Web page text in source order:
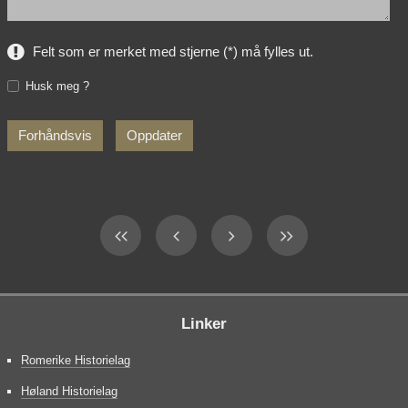
Felt som er merket med stjerne (*) må fylles ut.
Husk meg ?
Linker
Romerike Historielag
Høland Historielag